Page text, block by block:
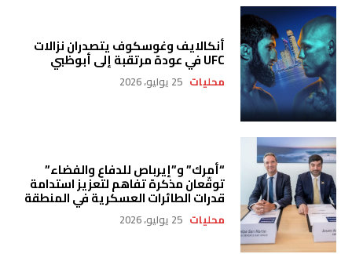
أنكالايف وغوسكوف يتصدران نزالات
UFC في عودة مرتقبة إلى أبوظبي
محليات 25 يوليو، 2026
“أمرك” و”إيرباص للدفاع والفضاء”
توقّعان مذكرة تفاهم لتعزيز استدامة
قدرات الطائرات العسكرية في المنطقة
محليات 25 يوليو، 2026